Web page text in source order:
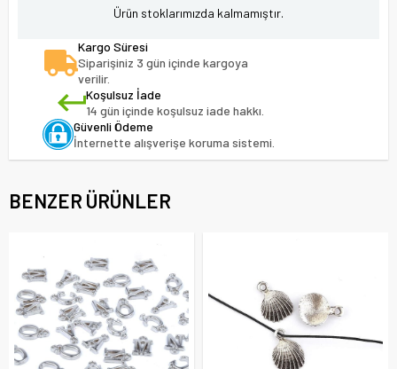
Ürün stoklarımızda kalmamıştır.
Kargo Süresi
Siparişiniz 3 gün içinde kargoya
verilir.
Koşulsuz İade
14 gün içinde koşulsuz iade hakkı.
Güvenli Ödeme
İnternette alışverişe koruma sistemi.
BENZER ÜRÜNLER